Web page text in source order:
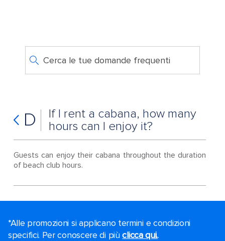
Cerca le tue domande frequenti
D
If I rent a cabana, how many
hours can I enjoy it?
Guests can enjoy their cabana throughout the duration
of beach club hours.
*Alle promozioni si applicano termini e condizioni
specifici. Per conoscere di piùclicca qui..